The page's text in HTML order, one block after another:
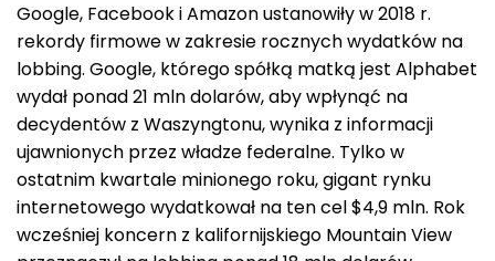
Google, Facebook i Amazon ustanowiły w 2018 r.
rekordy firmowe w zakresie rocznych wydatków na
lobbing. Google, którego spółką matką jest Alphabet
wydał ponad 21 mln dolarów, aby wpłynąć na
decydentów z Waszyngtonu, wynika z informacji
ujawnionych przez władze federalne. Tylko w
ostatnim kwartale minionego roku, gigant rynku
internetowego wydatkował na ten cel $4,9 mln. Rok
wcześniej koncern z kalifornijskiego Mountain View